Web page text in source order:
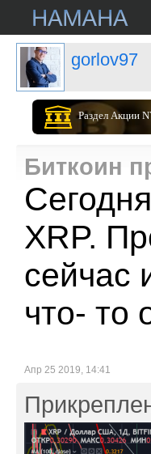
gorlov97
Раздел Акции
Биткоин
XRP.
сейчас
что- то
Апр 25 2019, 14:41